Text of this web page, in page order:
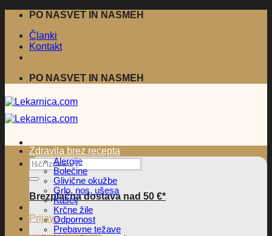
Skoči
vsebino
PO NASVET IN NASMEH
Članki
Kontakt
PO NASVET IN NASMEH
Išči:
Brezplačna dostava nad 50 €*
Prijava
Zdravila brez recepta
Alergije
Bolečine
Glivične okužbe
Grlo, nos, ušesa
Kašelj
Krčne žile
Odpornost
Prebavne težave